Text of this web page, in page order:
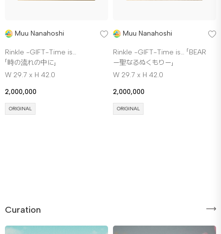
Muu Nanahoshi
Rinkle -GIFT-Time is…
「時の流れの中に」
W 29.7 x H 42.0
2,000,000
ORIGINAL
Muu Nanahoshi
Rinkle -GIFT-Time is… 「BEAR
ー聖なるぬくもりー」
W 29.7 x H 42.0
2,000,000
ORIGINAL
Curation